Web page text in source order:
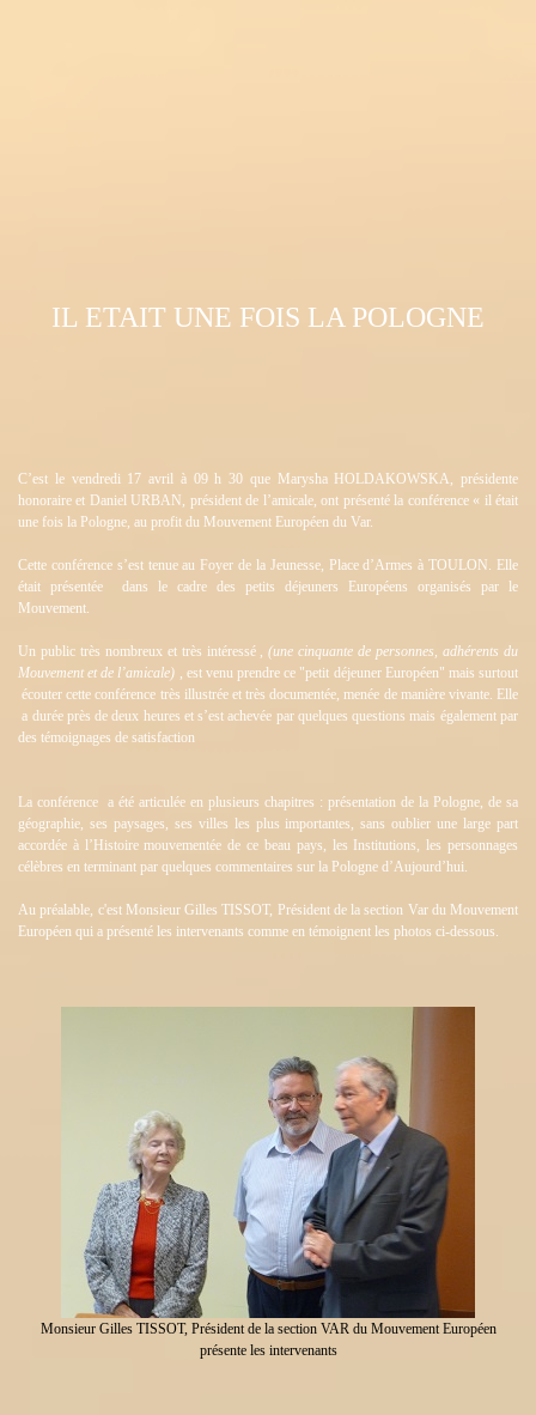
IL ETAIT UNE FOIS LA POLOGNE
C’est le vendredi 17 avril à 09 h 30 que Marysha HOLDAKOWSKA, présidente
honoraire et Daniel URBAN, président de l’amicale, ont présenté la conférence « il était
une fois la Pologne, au profit du Mouvement Européen du Var.
Cette conférence s’est tenue au Foyer de la Jeunesse, Place d’Armes à TOULON. Elle
était présentée dans le cadre des petits déjeuners Européens organisés par le
Mouvement.
Un public très nombreux et très intéressé ,(une cinquante de personnes, adhérents du
Mouvement et de l’amicale) , est venu prendre ce "petit déjeuner Européen" mais surtout
écouter cette conférence très illustrée et très documentée, menée de manière vivante. Elle
a durée près de deux heures et s’est achevée par quelques questions mais également par
des témoignages de satisfaction
La conférence a été articulée en plusieurs chapitres : présentation de la Pologne, de sa
géographie, ses paysages, ses villes les plus importantes, sans oublier une large part
accordée à l’Histoire mouvementée de ce beau pays, les Institutions, les personnages
célèbres en terminant par quelques commentaires sur la Pologne d’Aujourd’hui.
Au préalable, c'est Monsieur Gilles TISSOT, Président de la section Var du Mouvement
Européen qui a présenté les intervenants comme en témoignent les photos ci-dessous.
Monsieur Gilles TISSOT, Président de la section VAR du Mouvement Européen
présente les intervenants